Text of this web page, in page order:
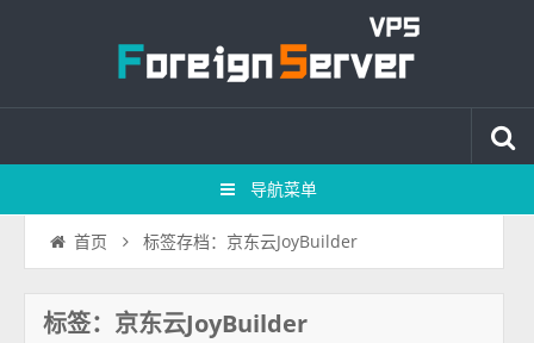
导航菜单
首页 标签存档：京东云JoyBuilder
标签：京东云JoyBuilder